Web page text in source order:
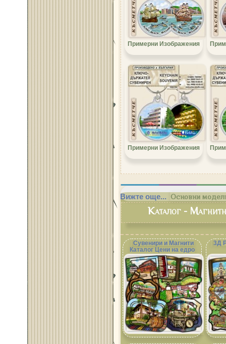
Примерни Изображения
Примерни Изображения
Вижте още... Основни
Каталог -
Сувенири и Магнити
Каталог Цени на едро
3Д